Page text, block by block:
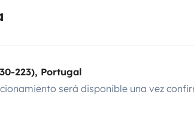
223), Portugal
será disponible una vez